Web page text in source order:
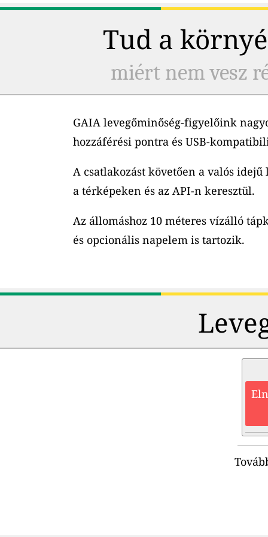
Tud a
miért nem vesz
GAIA levegőminőség-figyelőink
hozzáférési pontra és USB-
A csatlakozást követően a valós
a térképeken és az API-n keresztül.
Az állomáshoz 10 méteres vízálló
és opcionális napelem is tartozik.